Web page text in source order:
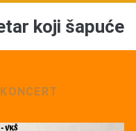
koji šapuće